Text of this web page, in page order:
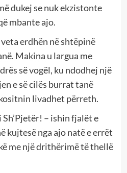
dukej se nuk ekzistonte
mbante ajo.
erdhën në shtëpinë
Makina u largua me
së vogël, ku ndodhej një
e së cilës burrat tanë
livadhet përreth.
Sh’Pjetër! – ishin fjalët e
kujtesë nga ajo natë e errët
me një drithërimë të thellë